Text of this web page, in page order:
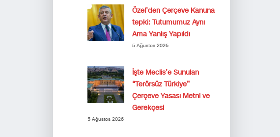
Özel’den Çerçeve Kanuna
tepki: Tutumumuz Aynı
Ama Yanlış Yapıldı
5 Ağustos 2026
İşte Meclis’e Sunulan
“Terörsüz Türkiye”
Çerçeve Yasası Metni ve
Gerekçesi
5 Ağustos 2026